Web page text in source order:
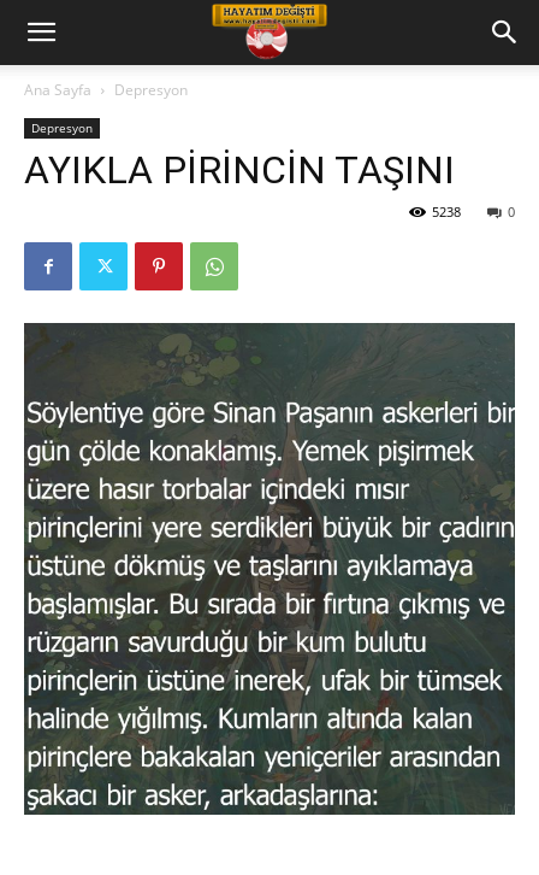
Hayatım
Değişti
Telkin
Ana Sayfa Depresyon
Depresyon
AYIKLA PİRİNCİN TAŞINI
0
5238